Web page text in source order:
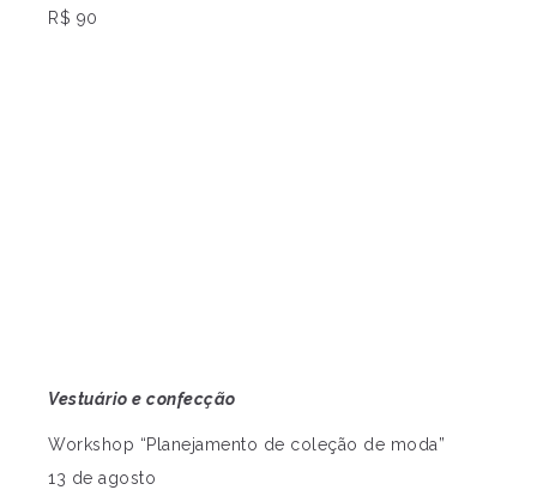
R$ 90
Vestuário e confecção
Workshop “Planejamento de coleção de moda”
13 de agosto